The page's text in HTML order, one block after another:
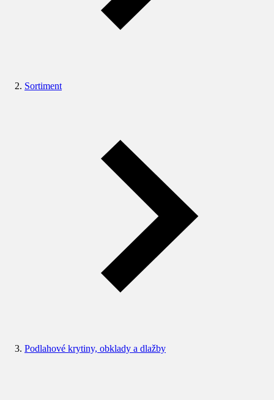
Sortiment
Podlahové krytiny, obklady a dlažby